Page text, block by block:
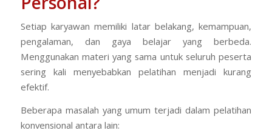
Setiap karyawan memiliki latar belakang, kemampuan,
pengalaman, dan gaya belajar yang berbeda.
Menggunakan materi yang sama untuk seluruh peserta
sering kali menyebabkan pelatihan menjadi kurang
efektif.
Beberapa masalah yang umum terjadi dalam pelatihan
konvensional antara lain: